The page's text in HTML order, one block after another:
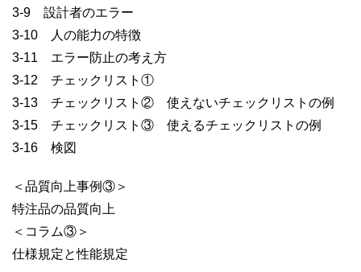
3-9 設計者のエラー
3-10 人の能力の特徴
3-11 エラー防止の考え方
3-12 チェックリスト①
3-13 チェックリスト② 使えないチェックリストの例
3-15 チェックリスト③ 使えるチェックリストの例
3-16 検図
＜品質向上事例③＞
特注品の品質向上
＜コラム③＞
仕様規定と性能規定